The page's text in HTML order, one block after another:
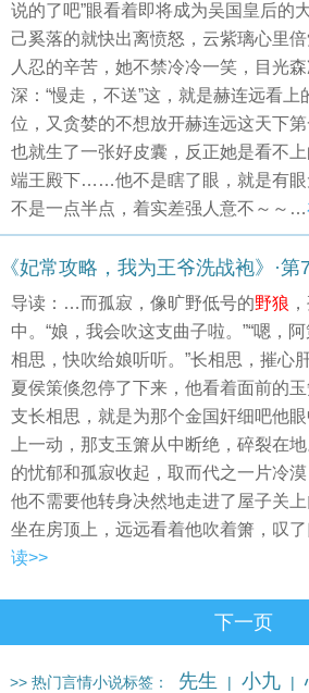
说的了吧”眼看着即将成为吴国皇后的
己奚落的就快出离愤怒，云紫璃心里
人忍的辛苦，她不禁冷冷一笑，目光
深：“慢走，不送”这，就是赫连远看上
位，又贪婪的不想放开赫连远这天下
也就生了一张好皮囊，反正她是看不
端王殿下……他不是瞎了眼，就是有眼
不是一点半点，着实差强人意不～～…
《妃常攻略，我为王爷洗战袍》·
导读：…而孤寂，像旷野低号的野狼
中。“娘，我会吹这支曲子啦。”“嗯，
相思，快吹给娘听听。”长相思，摧心
夏侯策倏忽停了下来，他看着面前的
支长相思，就是为那个金国奸细吧他
上一动，那支玉箫从中断绝，碎裂在
的忧郁和孤寂收起，取而代之一片冷漠
他不需要他转身决然地走进了屋子关
坐在房顶上，远远看着他吹着箫，叹
读>>
下一页
>> 热门言情小说标签： 先生 | 小九 |